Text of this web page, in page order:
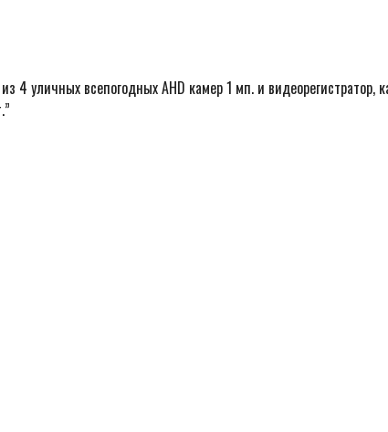
4 уличных всепогодных AHD камер 1 мп. и видеорегистратор,